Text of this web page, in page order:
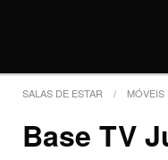
SALAS DE ESTAR MÓVEIS
Base TV